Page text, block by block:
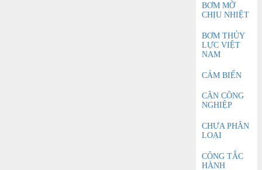
BƠM MỠ
CHỊU NHIỆT
BƠM THỦY
LỰC VIỆT
NAM
CẢM BIẾN
CÂN CÔNG
NGHIỆP
CHƯA PHÂN
LOẠI
CÔNG TẮC
HÀNH